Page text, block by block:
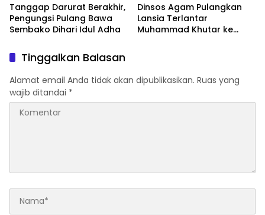
Tanggap Darurat Berakhir,
Pengungsi Pulang Bawa
Sembako Dihari Idul Adha
Dinsos Agam Pulangkan
Lansia Terlantar
Muhammad Khutar ke
Tinggalkan Balasan
Alamat email Anda tidak akan dipublikasikan. Ruas yang
wajib ditandai *